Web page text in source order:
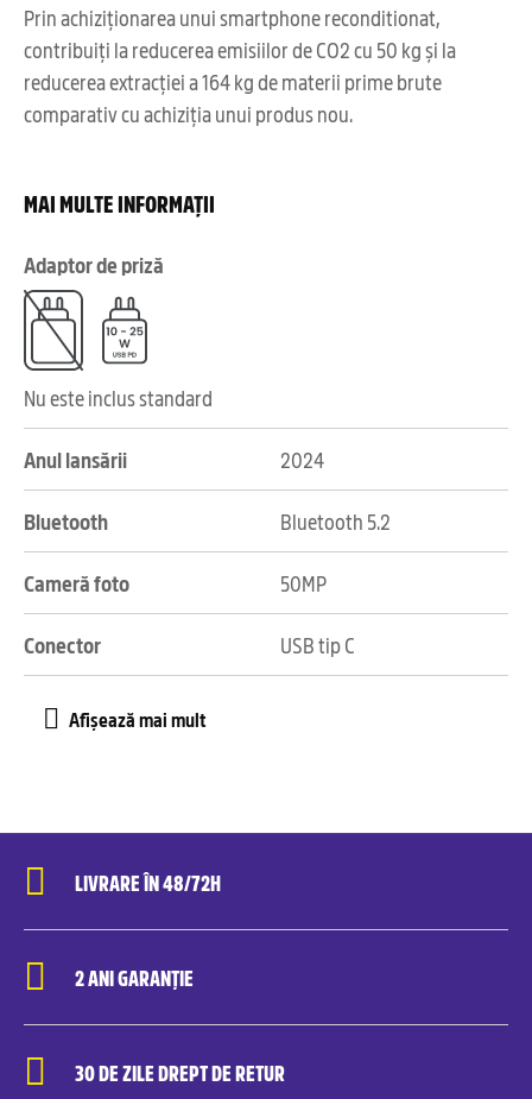
Prin achiziționarea unui smartphone reconditionat,
contribuiți la reducerea emisiilor de CO2 cu 50 kg și la
reducerea extracției a 164 kg de materii prime brute
comparativ cu achiziția unui produs nou.
MAI MULTE INFORMAȚII
Adaptor de priză
Nu este inclus standard
Anul lansării 2024
Bluetooth Bluetooth 5.2
Cameră foto 50MP
Conector USB tip C
LIVRARE ÎN 48/72H
2 ANI GARANȚIE
30 DE ZILE DREPT DE RETUR